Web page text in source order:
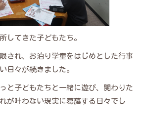
してきた子どもたち。
され、お泊り学童をはじめとした行事
日々が続きました。
と子どもたちと一緒に遊び、関わりた
が叶わない現実に葛藤する日々でし